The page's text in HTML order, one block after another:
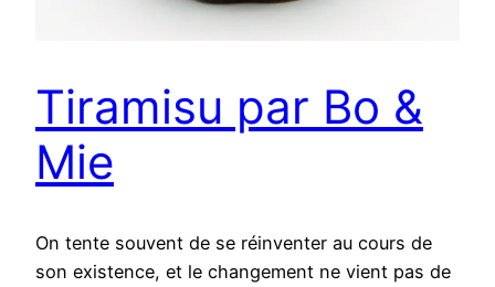
Tiramisu par Bo &
Mie
On tente souvent de se réinventer au cours de
son existence, et le changement ne vient pas de